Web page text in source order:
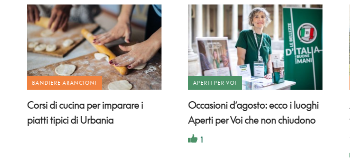
BANDIERE ARANCIONI
Corsi di cucina per imparare i
piatti tipici di Urbania
APERTI PER VOI
Occasioni d’agosto: ecco i luoghi
Aperti per Voi che non chiudono
1